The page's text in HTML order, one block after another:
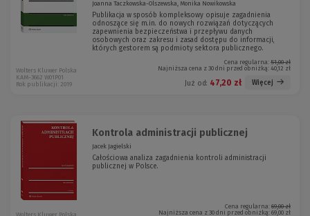
Joanna Taczkowska-Olszewska, Monika Nowikowska
Publikacja w sposób kompleksowy opisuje zagadnienia
odnoszące się m.in. do nowych rozwiązań dotyczących
zapewnienia bezpieczeństwa i przepływu danych
osobowych oraz zakresu i zasad dostępu do informacji,
których gestorem są podmioty sektora publicznego.
Cena regularna: 51,00 zł
Najniższa cena z 30 dni przed obniżką: 40,12 zł
Już od: 47,20 zł Więcej
Wolters Kluwer Polska
KAM-3662 W01P01
Rok publikacji: 2019
Kontrola administracji publicznej
Jacek Jagielski
Całościowa analiza zagadnienia kontroli administracji
publicznej w Polsce.
Cena regularna: 69,00 zł
Najniższa cena z 30 dni przed obniżką: 69,00 zł
Wolters Kluwer Polska